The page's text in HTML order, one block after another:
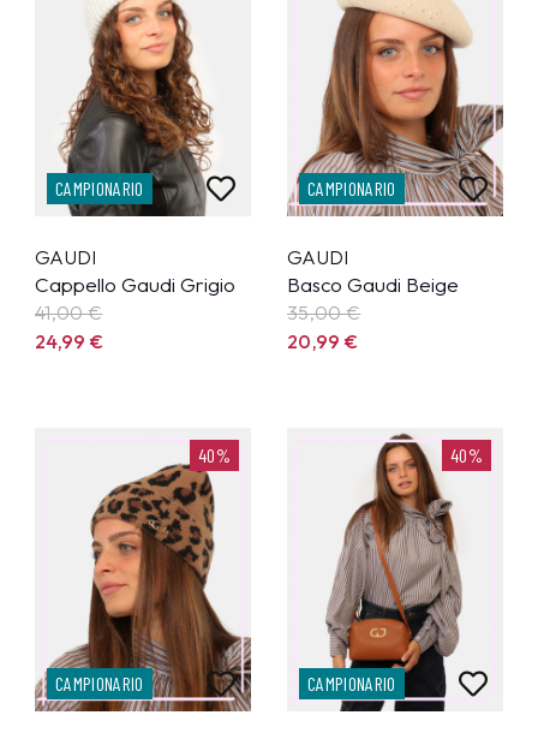
CAMPIONARIO
GAUDI
Cappello Gaudi Grigio
41,00 €
24,99€
CAMPIONARIO
GAUDI
Basco Gaudi Beige
35,00 €
20,99€
40%
CAMPIONARIO
40%
CAMPIONARIO